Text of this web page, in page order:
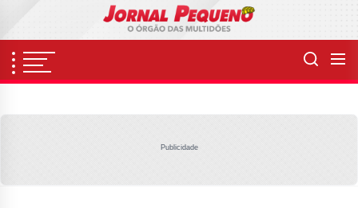
content
Publicidade